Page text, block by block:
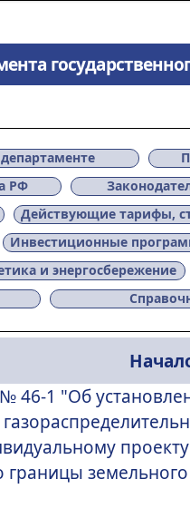
РФ
Действующие тарифы,
Инвестиционные
и энергосбережение
46-1 "Об
земельного